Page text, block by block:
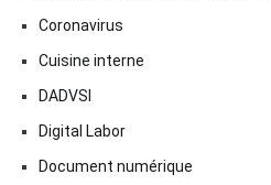
Coronavirus
Cuisine interne
DADVSI
Digital Labor
Document numérique